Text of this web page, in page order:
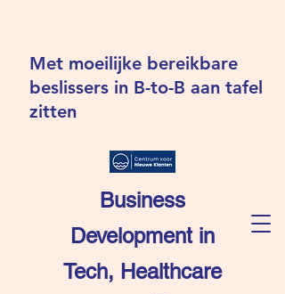
Business
Development in
Tech, Healthcare
Met moeilijke bereikbare
beslissers in B-to-B aan tafel
zitten